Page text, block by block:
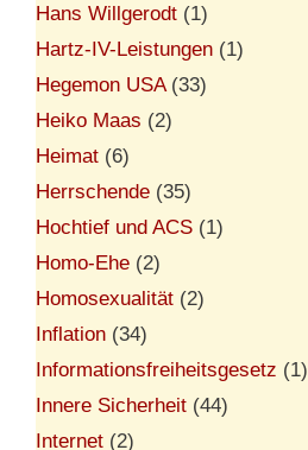
Hans Willgerodt (1)
Hartz-IV-Leistungen (1)
Hegemon USA(33)
Heiko Maas (2)
Heimat (6)
Herrschende (35)
Hochtief und ACS (1)
Homo-Ehe (2)
Homosexualität (2)
Inflation (34)
Informationsfreiheitsgesetz (1)
Innere Sicherheit (44)
Internet (2)